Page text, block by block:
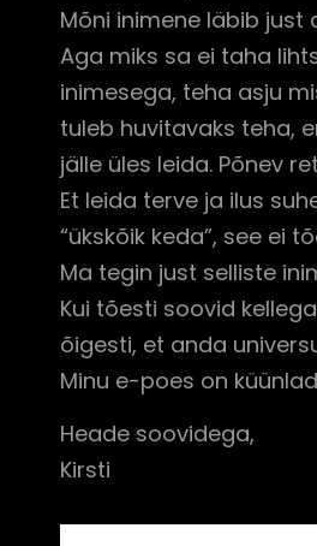
Mõni inimene läbib just
Aga miks sa ei taha
inimesega, teha asju
tuleb huvitavaks teha,
jälle üles leida. Põnev
Et leida terve ja ilus
“ükskõik keda”, see ei
Ma tegin just selliste
Kui tõesti soovid
õigesti, et anda
Minu e-poes on
Heade soovidega,
Kirsti